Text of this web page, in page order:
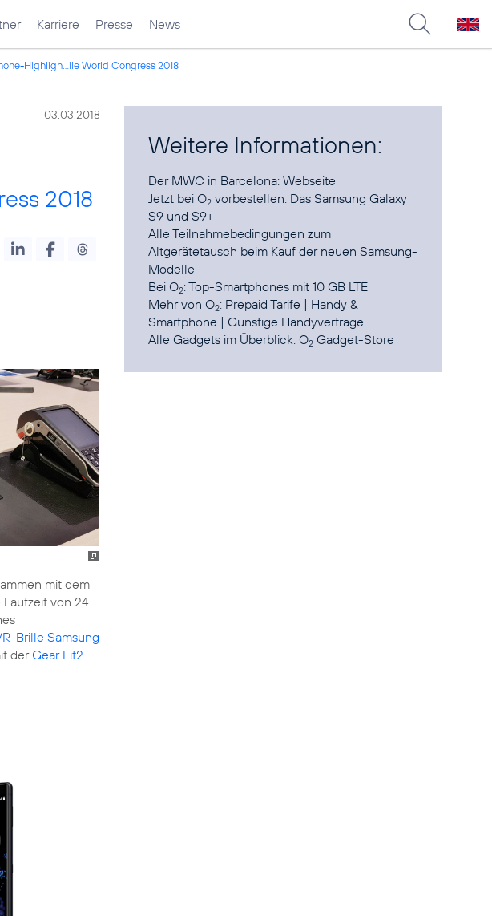
Karriere Presse News
Highligh...ile World Congress 2018
03.03.2018
2018
mit dem
von 24
Brille Samsung
derGear Fit2
Weitere Informationen:
Der MWC in Barcelona:Webseite
Jetzt bei O2 vorbestellen: Das Samsung Galaxy
Alle Teilnahmebedingungen zum
Altgerätetausch beim Kauf der neuen Samsung-
Modelle
Bei O2:Top-Smartphones mit 10 GB LTE
Mehr von O2: Prepaid Tarife | Handy &
Smartphone |Günstige Handyverträge
Alle Gadgets im Überblick:O2 Gadget-Store